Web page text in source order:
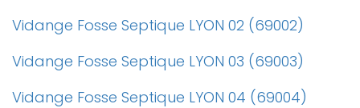
Vidange Fosse Septique LYON 02 (69002)
Vidange Fosse Septique LYON 03 (69003)
Vidange Fosse Septique LYON 04 (69004)